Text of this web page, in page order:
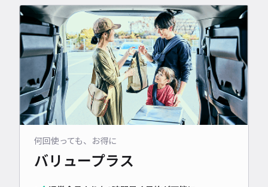
何回使っても、お得に
バリュープラス